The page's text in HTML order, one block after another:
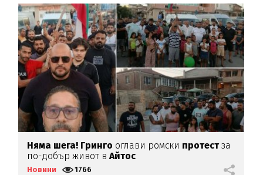
Няма шега! Гринго оглави ромски протестза
по-добър живот вАйтос
Новини 1766